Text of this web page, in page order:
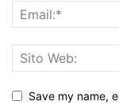
Save my name,